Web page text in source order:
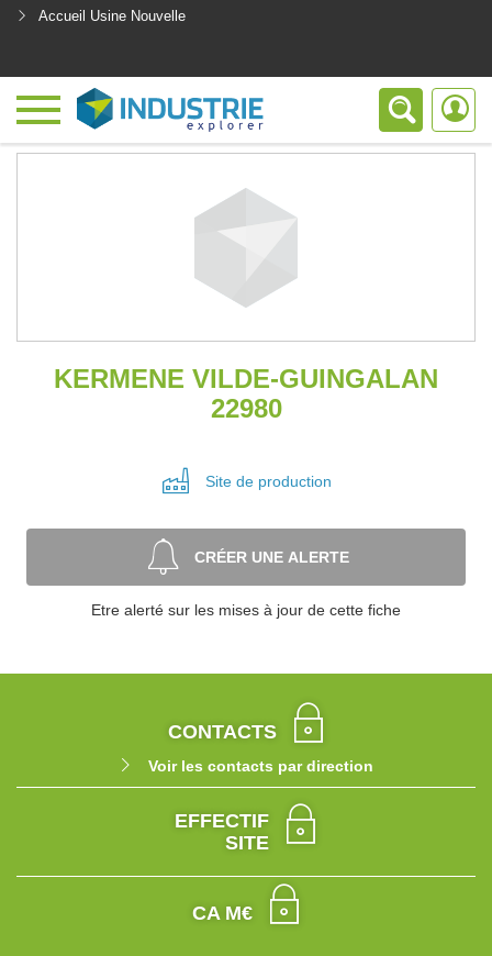
Accueil Usine Nouvelle
KERMENE VILDE-GUINGALAN
22980
Site de production
CRÉER UNE ALERTE
Etre alerté sur les mises à jour de cette fiche
CONTACTS
Voir les contacts par direction
EFFECTIF
SITE
CA M€